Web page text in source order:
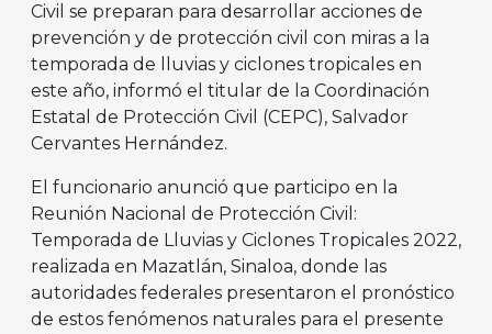
Civil se preparan para desarrollar acciones de
prevención y de protección civil con miras a la
temporada de lluvias y ciclones tropicales en
este año, informó el titular de la Coordinación
Estatal de Protección Civil (CEPC), Salvador
Cervantes Hernández.
El funcionario anunció que participo en la
Reunión Nacional de Protección Civil:
Temporada de Lluvias y Ciclones Tropicales 2022,
realizada en Mazatlán, Sinaloa, donde las
autoridades federales presentaron el pronóstico
de estos fenómenos naturales para el presente